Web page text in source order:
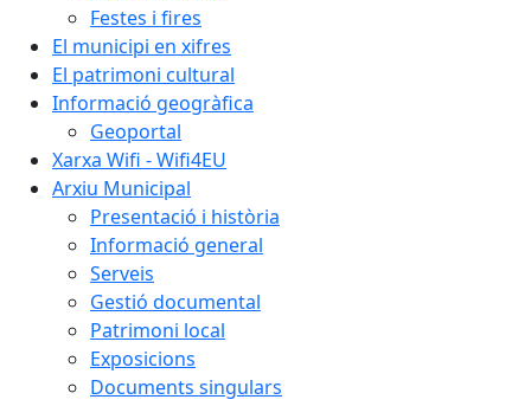
Festes i fires
El municipi en xifres
El patrimoni cultural
Informació geogràfica
Geoportal
Xarxa Wifi - Wifi4EU
Arxiu Municipal
Presentació i història
Informació general
Serveis
Gestió documental
Patrimoni local
Exposicions
Documents singulars